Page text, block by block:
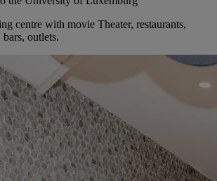
centre with movie Theater, restaurants,
outlets.